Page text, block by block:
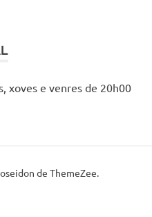
xoves e venres de 20h00
de ThemeZee.